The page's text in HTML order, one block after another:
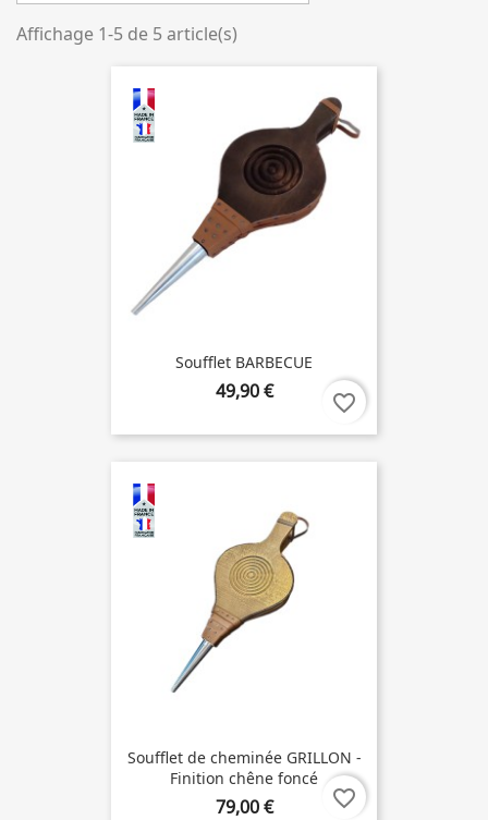
Affichage 1-5 de 5 article(s)
Soufflet BARBECUE
49,90 € favorite_border
Soufflet de cheminée GRILLON -
Finition chêne foncé
79,00 € favorite_border